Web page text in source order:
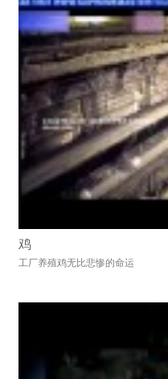
鸡
工厂养殖鸡无比悲惨的命运